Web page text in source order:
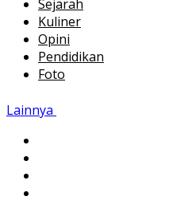
Sejarah
Kuliner
Opini
Pendidikan
Foto
Lainnya